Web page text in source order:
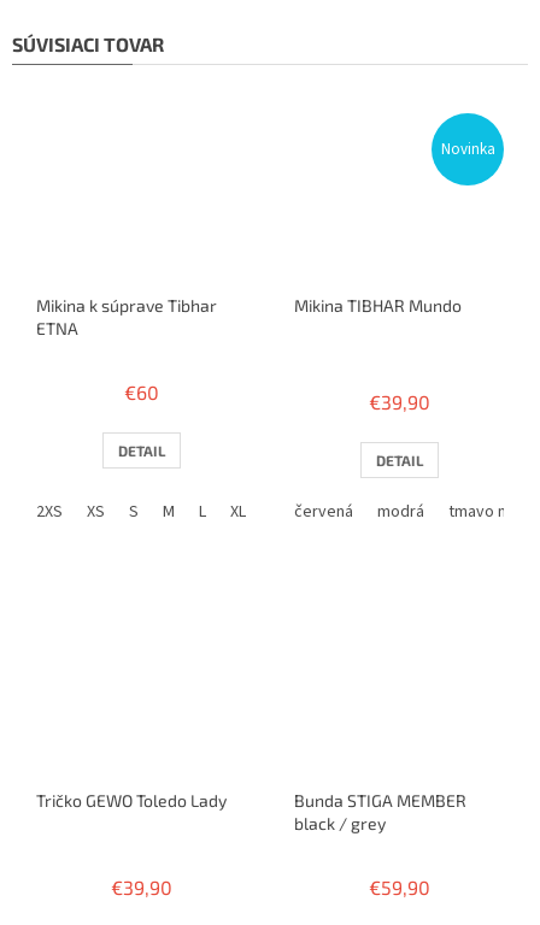
SÚVISIACI TOVAR
Mikina k súprave Tibhar
ETNA
€60
DETAIL
2XS XS S M L XL 3XL 4XL
Novinka
Mikina TIBHAR Mundo
produktu
4,0
z
hviezdičiek.
€39,90
DETAIL
červená modrá tmavo
Tričko GEWO Toledo Lady
€39,90
Bunda STIGA MEMBER
black / grey
€59,90